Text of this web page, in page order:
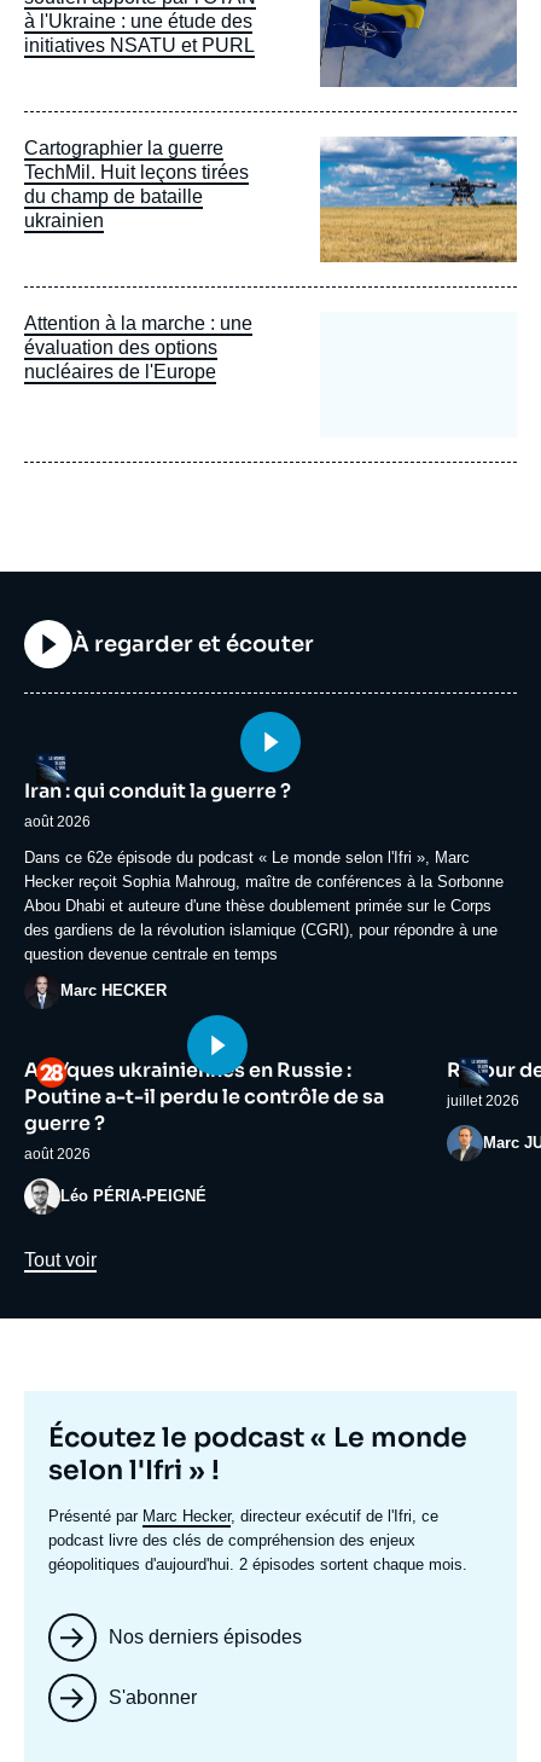
à l'Ukraine : une étude des
initiatives NSATU et PURL
Cartographier la guerre
TechMil. Huit leçons tirées
du champ de bataille
ukrainien
Image
principale
Attention à la marche : une
évaluation des options
nucléaires de l'Europe
Titre
À regarder et écouter
Logo
Image
principale
médiatique
Iran : qui conduit la guerre ?
août 2026
Accroche
Dans ce 62e épisode du podcast « Le monde selon l'Ifri », Marc
Hecker reçoit Sophia Mahroug, maître de conférences à la Sorbonne
Abou Dhabi et auteure d'une thèse doublement primée sur le Corps
des gardiens de la révolution islamique (CGRI), pour répondre à une
question devenue centrale en temps
PhotoMarc HECKER
Logo
Image
principale
médiatique
Attaques ukrainiennes en Russie :
Poutine a-t-il perdu le contrôle de sa
guerre ?
août 2026
PhotoLéo PÉRIA-PEIGNÉ
Logo
Image
principale
Retour
juillet 2026
PhotoMarc
Lien
Tout voir
Titre
mis
en
avant
Écoutez le podcast « Le monde
selon l'Ifri » !
Texte
accroche
Présenté par Marc Hecker, directeur exécutif de l'Ifri, ce
podcast livre des clés de compréhension des enjeux
géopolitiques d'aujourd'hui. 2 épisodes sortent chaque mois.
Nos derniers épisodes
S'abonner